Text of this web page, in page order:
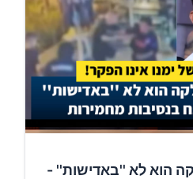
הוא לא ''באדישות'' -